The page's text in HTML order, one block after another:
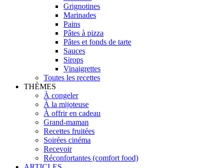
Grignotines
Marinades
Pains
Pâtes à pizza
Pâtes et fonds de tarte
Sauces
Sirops
Vinaigrettes
Toutes les recettes
THÈMES
À congeler
À la mijoteuse
À offrir en cadeau
Grand-maman
Recettes fruitées
Soirées cinéma
Recevoir
Réconfortantes (comfort food)